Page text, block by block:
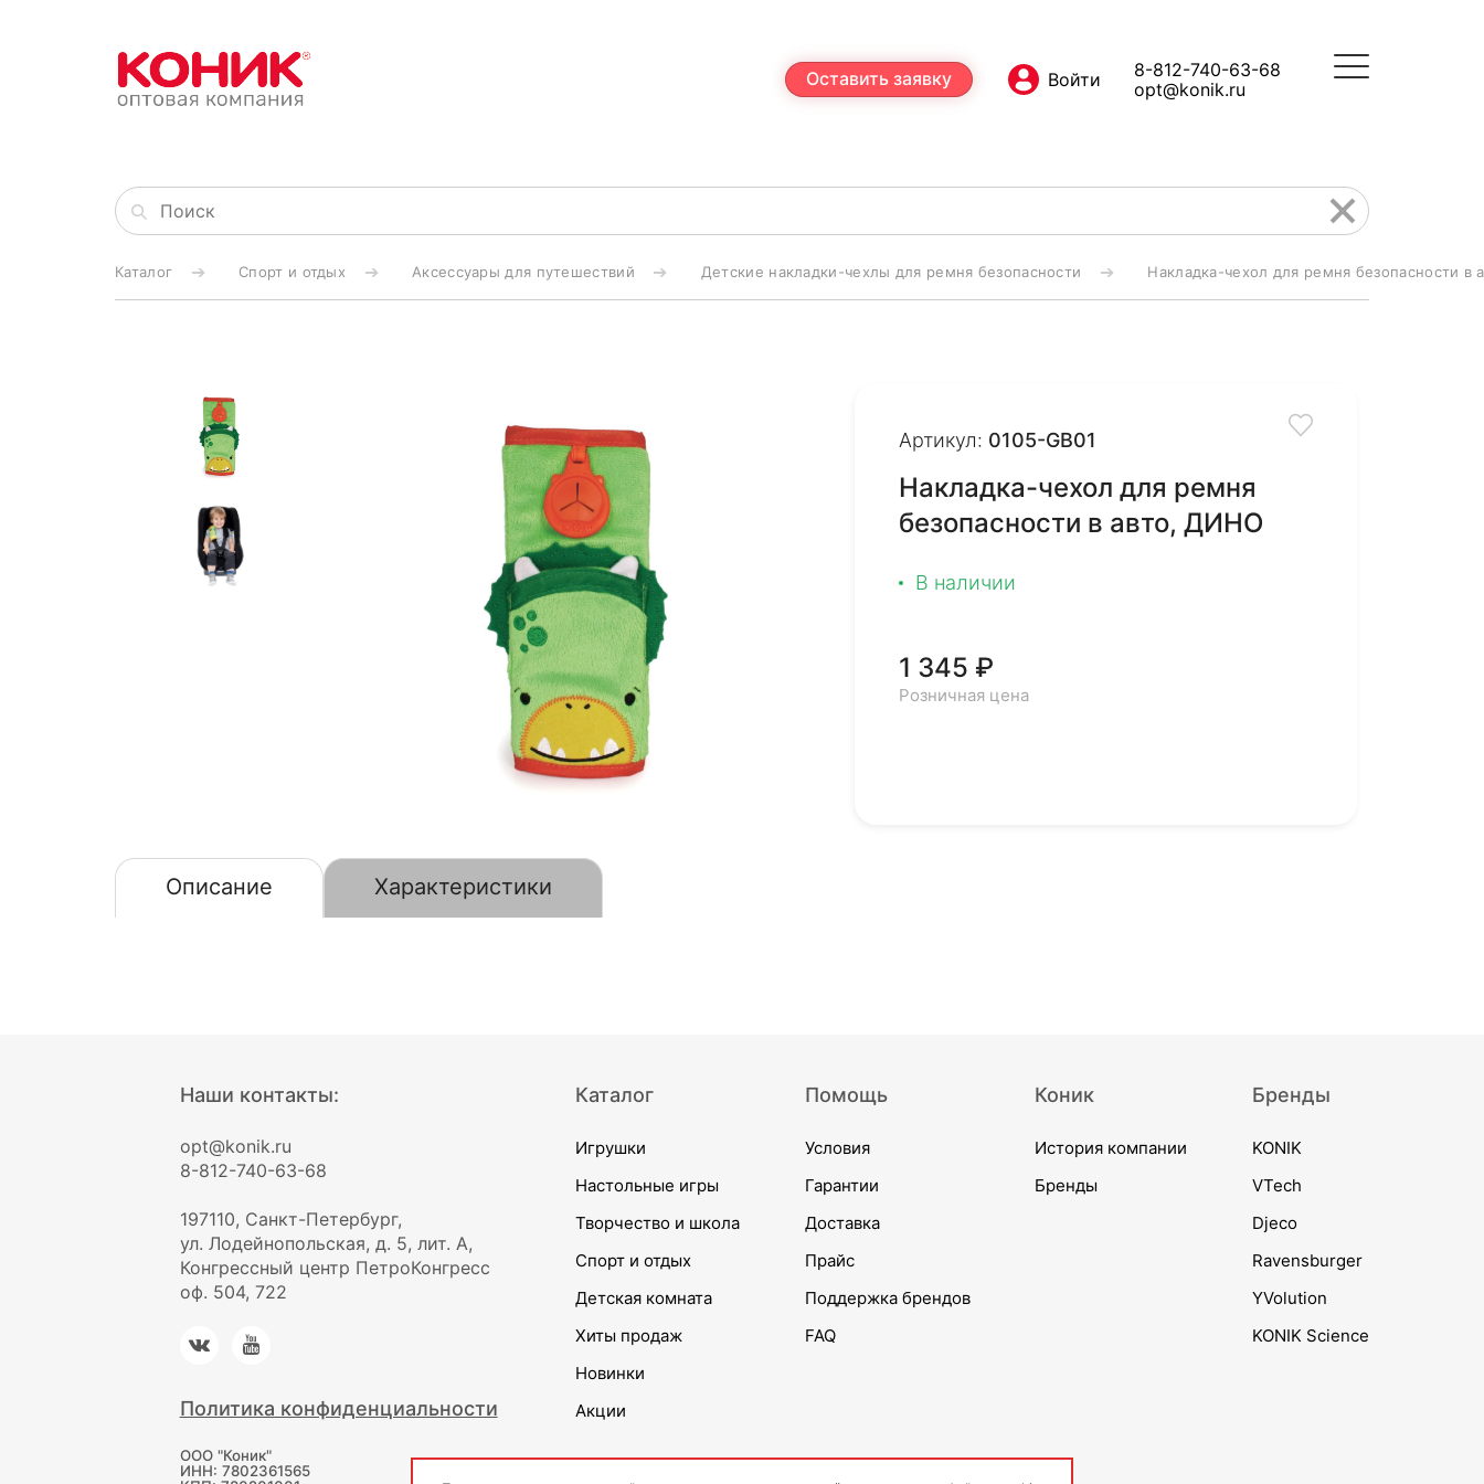
Оставить заявку
8-812-740-63-68
opt@konik.ru
Каталог Спорт и отдых Аксессуары для путешествий Детские накладки-чехлы для ремня безопасности Накладка-чехол для ремня безопасности в
Артикул: 0105-GB01
Накладка-чехол для ремня
безопасности в авто, ДИНО
В наличии
1 345 ₽
Розничная цена
Описание Характеристики
Наши контакты:
opt@konik.ru
8-812-740-63-68
197110, Санкт-Петербург,
ул. Лодейнопольская, д. 5, лит. А,
Конгрессный центр ПетроКонгресс
оф. 504, 722
Политика конфиденциальности
ООО "Коник"
ИНН: 7802361565
Каталог
Игрушки
Настольные игры
Творчество и школа
Спорт и отдых
Детская комната
Хиты продаж
Новинки
Акции
Помощь
Условия
Гарантии
Доставка
Прайс
Поддержка брендов
FAQ
Коник
История компании
Бренды
Бренды
KONIK
VTech
Djeco
Ravensburger
YVolution
KONIK Science